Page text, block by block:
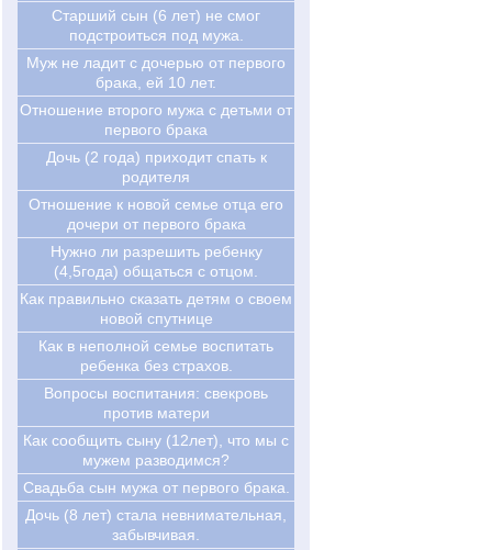
Старший сын (6 лет) не смог
подстроиться под мужа.
Муж не ладит с дочерью от первого
брака, ей 10 лет.
Отношение второго мужа с детьми от
первого брака
Дочь (2 года) приходит спать к
родителя
Отношение к новой семье отца его
дочери от первого брака
Нужно ли разрешить ребенку
(4,5года) общаться с отцом.
Как правильно сказать детям о своем
новой спутнице
Как в неполной семье воспитать
ребенка без страхов.
Вопросы воспитания: свекровь
против матери
Как сообщить сыну (12лет), что мы с
мужем разводимся?
Свадьба сын мужа от первого брака.
Дочь (8 лет) стала невнимательная,
забывчивая.